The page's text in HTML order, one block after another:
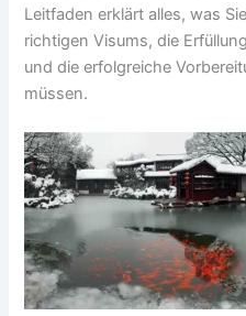
Leitfaden erklärt alles, was
richtigen Visums, die
und die erfolgreiche
müssen.